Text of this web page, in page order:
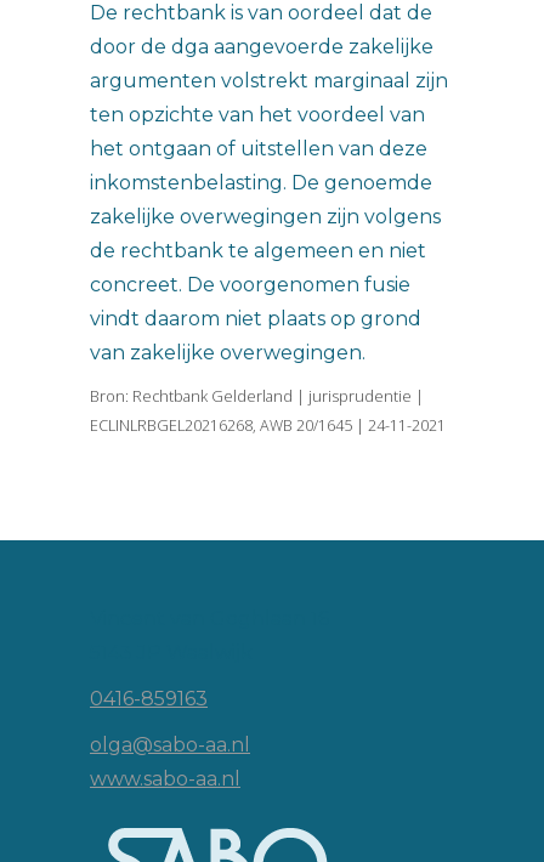
De rechtbank is van oordeel dat de
door de dga aangevoerde zakelijke
argumenten volstrekt marginaal zijn
ten opzichte van het voordeel van
het ontgaan of uitstellen van deze
inkomstenbelasting. De genoemde
zakelijke overwegingen zijn volgens
de rechtbank te algemeen en niet
concreet. De voorgenomen fusie
vindt daarom niet plaats op grond
van zakelijke overwegingen.
Bron: Rechtbank Gelderland | jurisprudentie |
ECLINLRBGEL20216268, AWB 20/1645 | 24-11-2021
0416-859163
olga@sabo-aa.nl
www.sabo-aa.nl